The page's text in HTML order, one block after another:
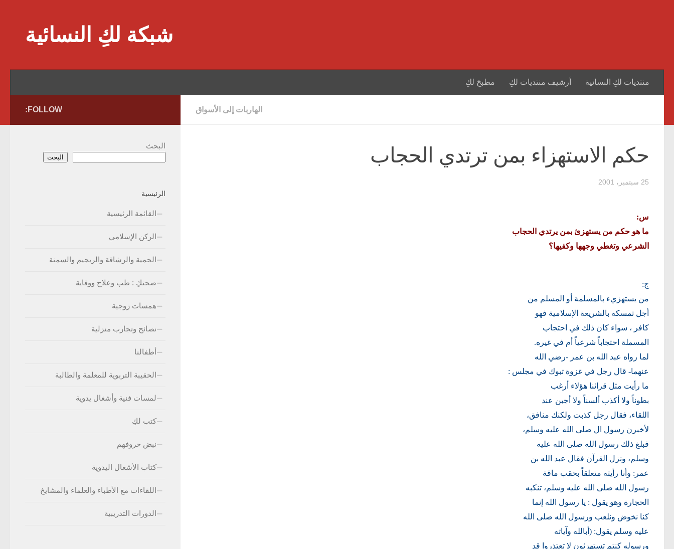
شبكة لكِ النسائية
منتديات لكِ النسائية أرشيف منتديات لكِ مطبخ لكِ
الهاربات إلى الأسواق
حكم الاستهزاء بمن ترتدي الحجاب
25 سبتمبر، 2001
س:
ما هو حكم من يستهزئ بمن يرتدي الحجاب
الشرعي وتغطي وجهها وكفيها؟
ج:
من يستهزيء بالمسلمة أو المسلم من
أجل تمسكه بالشريعة الإسلامية فهو
كافر ، سواء كان ذلك في احتجاب
المسملة احتجاباً شرعياً أم في غيره.
لما رواه عبد الله بن عمر -رضي الله
عنهما- قال رجل في غزوة تبوك في مجلس :
ما رأيت مثل قرائنا هؤلاء أرغب
بطوناً ولا أكذب ألسناً ولا أجبن عند
اللقاء، فقال رجل كذبت ولكنك منافق،
لأخبرن رسول ال صلى الله عليه وسلم،
فبلغ ذلك رسول الله صلى الله عليه
وسلم، ونزل القرآن فقال عبد الله بن
عمر: وأنا رأيته متعلقاً بحقب ماقة
رسول الله صلى الله عليه وسلم، تنكبه
الحجارة وهو يقول : يا رسول الله إنما
كنا نخوض ونلعب ورسول الله صلى الله
عليه وسلم يقول: (أبالله وآياته
ورسوله كنتم تستهزئون لا تعتذروا قد
FOLLOW:
البحث
البحث
الرئيسية
القائمة الرئيسية
الركن الإسلامي
الحمية والرشاقة والريجيم والسمنة
صحتكِ : طب وعلاج ووقاية
همسات زوجية
نصائح وتجارب منزلية
أطفالنا
الحقيبة التربوية للمعلمة والطالبة
لمسات فنية وأشغال يدوية
كتب لكِ
نبض حروفهم
كتاب الأشغال اليدوية
اللقاءات مع الأطباء والعلماء والمشايخ
الدورات التدريبية